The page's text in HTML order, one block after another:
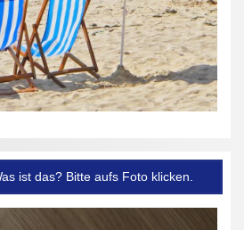
ist das? Bitte aufs Foto klicken.